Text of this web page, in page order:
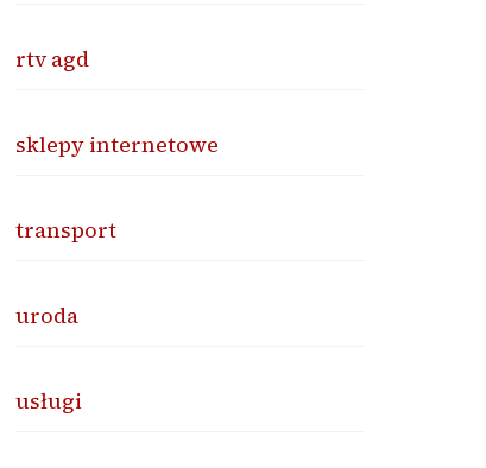
rtv agd
sklepy internetowe
transport
uroda
usługi